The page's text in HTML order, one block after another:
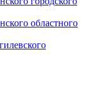
областного